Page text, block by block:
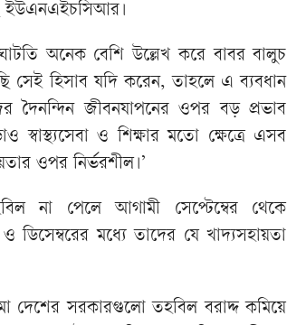
ইউএনএইচসিআর।
অনেক বেশি উল্লেখ করে বাবর বালুচ
সেই হিসাব যদি করেন, তাহলে এ ব্যবধান
দৈনন্দিন জীবনযাপনের ওপর বড় প্রভাব
স্বাস্থ্যসেবা ও শিক্ষার মতো ক্ষেত্রে এসব
ওপর নির্ভরশীল।’
না পেলে আগামী সেপ্টেম্বের থেকে
ও ডিসেম্বরের মধ্যে তাদের যে খাদ্যসহায়তা
দেশের সরকারগুলো তহবিল বরাদ্দ কমিয়ে